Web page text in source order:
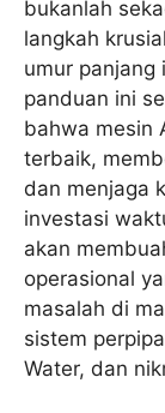
bukanlah
langkah
umur panjang
panduan ini
bahwa mesin
terbaik,
dan menjaga
investasi
akan
operasional
masalah di
sistem
Water, dan